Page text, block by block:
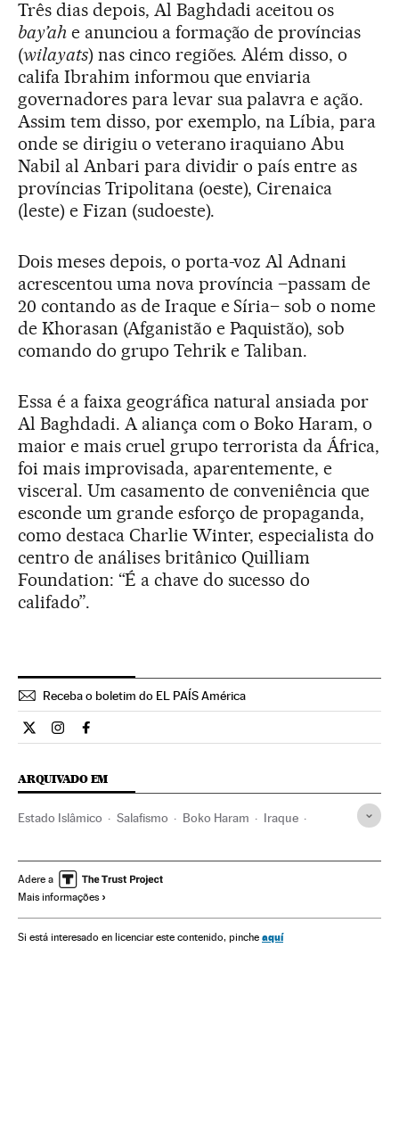
Três dias depois, Al Baghdadi aceitou os
bay’ahe anunciou a formação de províncias
(wilayats) nas cinco regiões. Além disso, o
califa Ibrahim informou que enviaria
governadores para levar sua palavra e ação.
Assim tem disso, por exemplo, na Líbia, para
onde se dirigiu o veterano iraquiano Abu
Nabil al Anbari para dividir o país entre as
províncias Tripolitana (oeste), Cirenaica
(leste) e Fizan (sudoeste).
Dois meses depois, o porta-voz Al Adnani
acrescentou uma nova província –passam de
20 contando as de Iraque e Síria– sob o nome
de Khorasan (Afganistão e Paquistão), sob
comando do grupo Tehrik e Taliban.
Essa é a faixa geográfica natural ansiada por
Al Baghdadi. A aliança com o Boko Haram, o
maior e mais cruel grupo terrorista da África,
foi mais improvisada, aparentemente, e
visceral. Um casamento de conveniência que
esconde um grande esforço de propaganda,
como destaca Charlie Winter, especialista do
centro de análises britânico Quilliam
Foundation: “É a chave do sucesso do
califado”.
Receba o boletim do EL PAÍS América
Internacional El País Brasil en Twitter
Internacional El País Brasil en Instagram
Internacional El País Brasil en Facebook
ARQUIVADO EM
Estado Islâmico Salafismo Boko Haram Iraque
terrorismo islâmico África ocidental
Jihadismo
Grupos terroristas Ásia Ideologias Terrorismo
Adere a
Mais informações
Si está interesado en licenciar este contenido, pinche aquí